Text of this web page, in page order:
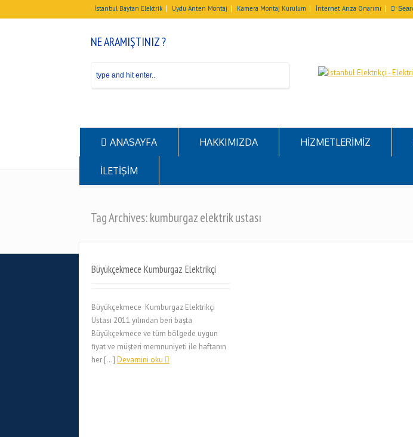
İstanbul Baytan Elektrik Uydu Anten Montaj Kamera Montaj Kurulum İnternet Arıza Onarımı
NE ARAMIŞTINIZ ?
ANASAYFA HAKKIMIZDA HİZMETLERİMİZ
İLETİŞİM
Tag Archives: kumburgaz elektrik ustası
Büyükçekmece Kumburgaz Elektrikçi
Büyükçekmece Kumburgaz Elektrikçi
Ustası 2011 yılından beri başta
Büyükçekmece ve tüm bölgede uygun
fiyat ve müşteri memnuniyeti ile haftanın
her […] Devamini oku